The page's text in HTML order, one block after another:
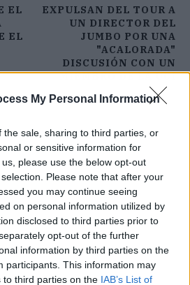
My Personal Information
the sale, sharing to third parties, or
or sensitive information for
please use the below opt-out
Please note that after your
you may continue seeing
on personal information utilized by
disclosed to third parties prior to
opt-out of the further
information by third parties on the
participants. This information may
to third parties on the IAB’s List of
EL
EL
EXPULSAN DEL TOUR A
UN DIRECTOR DEL
JUMBO POR UNA
"ACALORADA"
DISCUSIÓN CON UN
MIEMBRO DE LA UCI